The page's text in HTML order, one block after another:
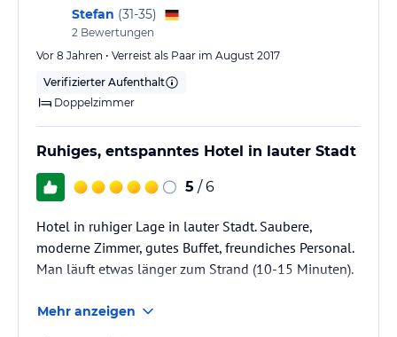
Stefan (31-35)
2 Bewertungen
Vor 8 Jahren • Verreist als Paar im August 2017
Verifizierter Aufenthalt
Doppelzimmer
Ruhiges, entspanntes Hotel in lauter Stadt
5 / 6
Hotel in ruhiger Lage in lauter Stadt. Saubere,
moderne Zimmer, gutes Buffet, freundiches Personal.
Man läuft etwas länger zum Strand (10-15 Minuten).
Mehr anzeigen